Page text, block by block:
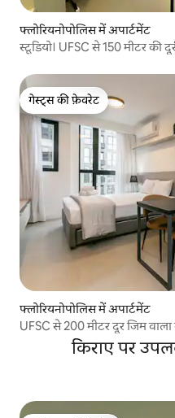
फ्लोरियनोपोलिस में अपार्टमेंट
स्टूडियो। UFSC से 150 मीटर की
गेस्ट्स की फ़ेवरेट
गेस्ट्स की फ़ेवरेट
फ्लोरियनोपोलिस में अपार्टमेंट
UFSC से 200 मीटर दूर जिम वाला
किराए पर